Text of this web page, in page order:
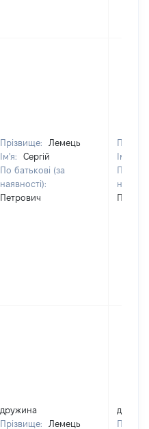
Прізвище:
Лемець
Ім'я:
Сергій
По батькові (за
наявності):
Петрович
Ім'я:
По
дружина
Прізвище:
Лемець